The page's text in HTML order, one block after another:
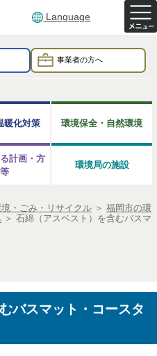
Language
事業者の方へ
暖化対策 環境保全・自然環境
計画・方
環境局の施設
・ごみ・リサイクル ＞ 福岡市の環
＞ 石綿（アスベスト）を含むバスマ
バスマット・コースタ